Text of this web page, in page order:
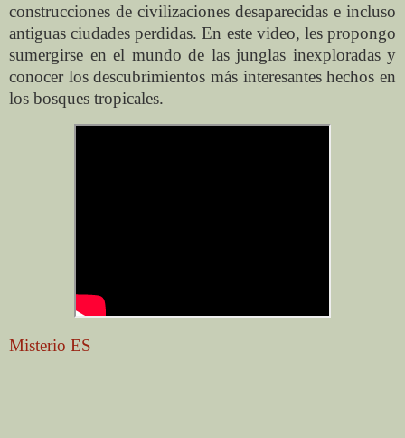
construcciones de civilizaciones desaparecidas e incluso
antiguas ciudades perdidas. En este video, les propongo
sumergirse en el mundo de las junglas inexploradas y
conocer los descubrimientos más interesantes hechos en
los bosques tropicales.
Misterio ES